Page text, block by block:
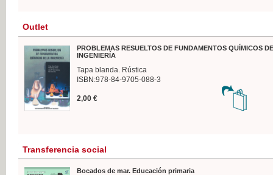
Outlet
PROBLEMAS RESUELTOS DE FUNDAMENTOS QUÍMICOS
INGENIERÍA
Tapa blanda. Rústica
ISBN:978-84-9705-088-3
2,00 €
Transferencia social
Bocados de mar. Educación primaria